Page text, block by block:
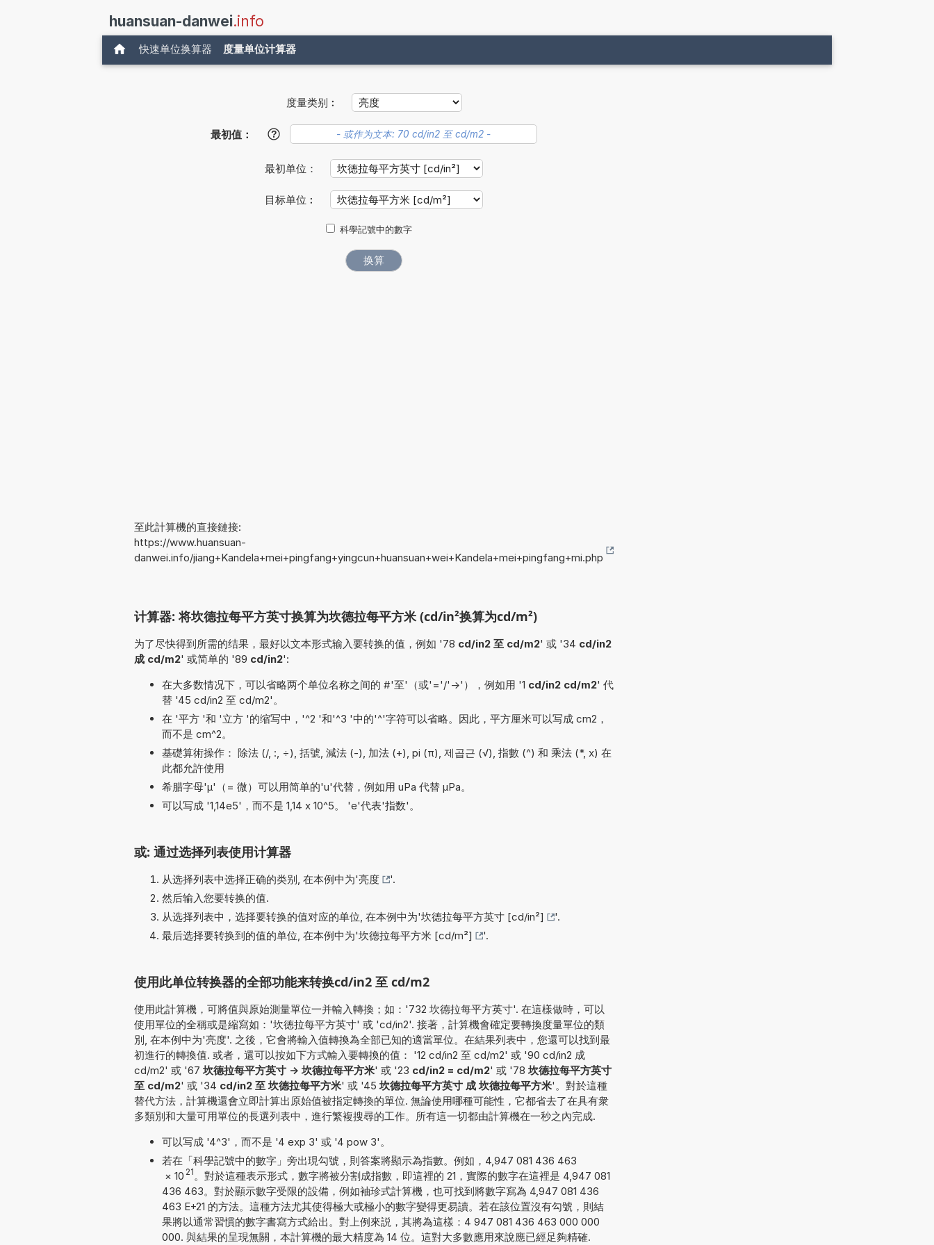
huansuan-danwei.info
快速单位换算器 度量单位计算器
度量类别︰
最初值： ?
最初单位：
目标单位︰
科學記號中的數字
至此計算機的直接鏈接:
https://www.huansuan-
danwei.info/jiang+Kandela+mei+pingfang+yingcun+huansuan+wei+Kandela+mei+pingfang+mi.php
计算器: 将坎德拉每平方英寸换算为坎德拉每平方米 (cd/in²换算为cd/m²)
为了尽快得到所需的结果，最好以文本形式输入要转换的值，例如 '78 cd/in2 至 cd/m2' 或 '34 cd/in2
成 cd/m2' 或简单的 '89 cd/in2':
在大多数情况下，可以省略两个单位名称之间的 #'至'（或'='/'->'），例如用 '1 cd/in2 cd/m2' 代
替 '45 cd/in2 至 cd/m2'。
在 '平方 '和 '立方 '的缩写中，'^2 '和'^3 '中的'^'字符可以省略。因此，平方厘米可以写成 cm2，
而不是 cm^2。
基礎算術操作： 除法 (/, :, ÷), 括號, 減法 (-), 加法 (+), pi (π), 제곱근 (√), 指數 (^) 和 乘法 (*, x) 在
此都允許使用
希腊字母'µ'（= 微）可以用简单的'u'代替，例如用 uPa 代替 µPa。
可以写成 '1,14e5'，而不是 1,14 x 10^5。 'e'代表'指数'。
或: 通过选择列表使用计算器
从选择列表中选择正确的类别, 在本例中为'亮度
'.
然后输入您要转换的值.
从选择列表中，选择要转换的值对应的单位, 在本例中为'坎德拉每平方英寸 [cd/in²]
'.
最后选择要转换到的值的单位, 在本例中为'坎德拉每平方米 [cd/m²] '.
使用此单位转换器的全部功能来转换cd/in2 至 cd/m2
使用此計算機，可將值與原始測量單位一并輸入轉換；如：'732 坎德拉每平方英寸'. 在這樣做時，可以
使用單位的全稱或是縮寫如：'坎德拉每平方英寸' 或 'cd/in2'. 接著，計算機會確定要轉換度量單位的類
別, 在本例中为'亮度'. 之後，它會將輸入值轉換為全部已知的適當單位。在結果列表中，您還可以找到最
初進行的轉換值. 或者，還可以按如下方式輸入要轉換的值： '12 cd/in2 至 cd/m2' 或 '90 cd/in2 成
cd/m2' 或 '67坎德拉每平方英寸 -> 坎德拉每平方米' 或 '23 cd/in2 = cd/m2' 或 '78坎德拉每平方英寸
至 cd/m2' 或 '34 cd/in2 至 坎德拉每平方米' 或 '45坎德拉每平方英寸 成 坎德拉每平方米'。對於這種
替代方法，計算機還會立即計算出原始值被指定轉換的單位. 無論使用哪種可能性，它都省去了在具有衆
多類別和大量可用單位的長選列表中，進行繁複搜尋的工作。所有這一切都由計算機在一秒之內完成.
可以写成 '4^3'，而不是 '4 exp 3' 或 '4 pow 3'。
若在「科學記號中的數字」旁出現勾號，則答案將顯示為指數。例如，4,947 081 436 463
× 10 21 。對於這種表示形式，數字將被分割成指數，即這裡的 21，實際的數字在這裡是 4,947 081
436 463。對於顯示數字受限的設備，例如袖珍式計算機，也可找到將數字寫為 4,947 081 436
463 E+21 的方法。這種方法尤其使得極大或極小的數字變得更易讀。若在該位置沒有勾號，則結
果將以通常習慣的數字書寫方式給出。對上例來説，其將為這樣：4 947 081 436 463 000 000
000. 與結果的呈現無關，本計算機的最大精度為 14 位。這對大多數應用來說應已經足夠精確.